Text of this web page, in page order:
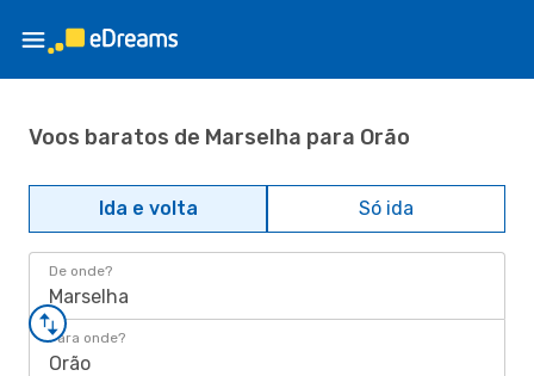
Voos baratos de Marselha para Orão
Ida e volta Só ida
De onde?
Marselha
Para onde?
Orão